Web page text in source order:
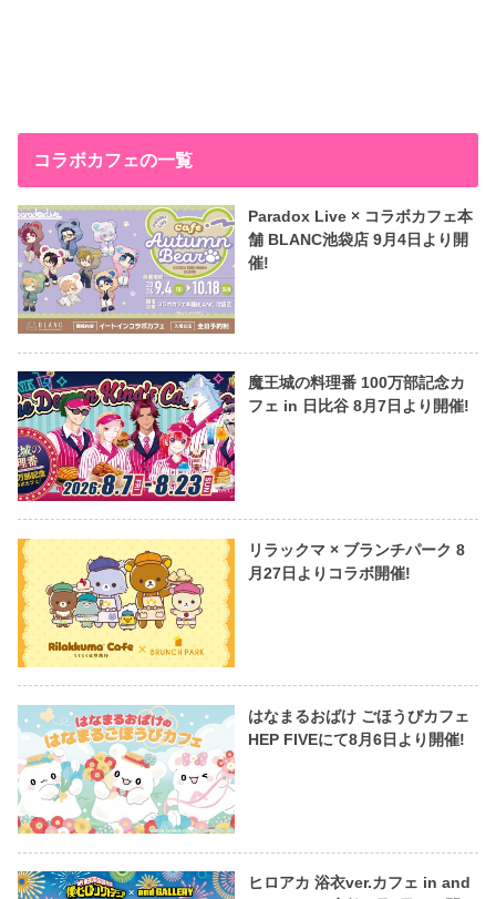
コラボカフェの一覧
Paradox Live × コラボカフェ本
舗 BLANC池袋店 9月4日より開
催!
魔王城の料理番 100万部記念カ
フェ in 日比谷 8月7日より開催!
リラックマ × ブランチパーク 8
月27日よりコラボ開催!
はなまるおばけ ごほうびカフェ
HEP FIVEにて8月6日より開催!
ヒロアカ 浴衣ver.カフェ in and